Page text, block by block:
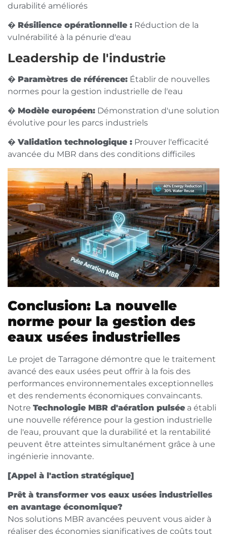
durabilité améliorés
� Résilience opérationnelle : Réduction de la
vulnérabilité à la pénurie d'eau
Leadership de l'industrie
� Paramètres de référence: Établir de nouvelles
normes pour la gestion industrielle de l'eau
� Modèle européen: Démonstration d'une solution
évolutive pour les parcs industriels
� Validation technologique : Prouver l'efficacité
avancée du MBR dans des conditions difficiles
Conclusion: La nouvelle
norme pour la gestion des
eaux usées industrielles
Le projet de Tarragone démontre que le traitement
avancé des eaux usées peut offrir à la fois des
performances environnementales exceptionnelles
et des rendements économiques convaincants.
Notre Technologie MBR d'aération pulsée a établi
une nouvelle référence pour la gestion industrielle
de l'eau, prouvant que la durabilité et la rentabilité
peuvent être atteintes simultanément grâce à une
ingénierie innovante.
[Appel à l'action stratégique]
Prêt à transformer vos eaux usées industrielles
en avantage économique?
Nos solutions MBR avancées peuvent vous aider à
réaliser des économies significatives de coûts tout